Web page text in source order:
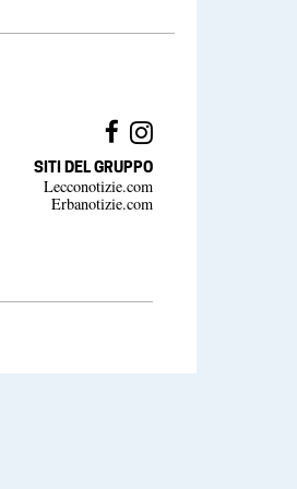
SITI DEL GRUPPO
Lecconotizie.com
Erbanotizie.com